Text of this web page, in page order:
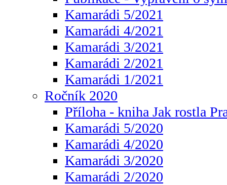
Kamarádi 5/2021
Kamarádi 4/2021
Kamarádi 3/2021
Kamarádi 2/2021
Kamarádi 1/2021
Ročník 2020
Příloha - kniha Jak rostla
Kamarádi 5/2020
Kamarádi 4/2020
Kamarádi 3/2020
Kamarádi 2/2020